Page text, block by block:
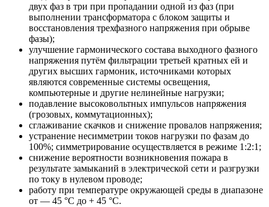
двух фаз в три при пропадании одной из фаз (при
выполнении трансформатора с блоком защиты и
восстановления трехфазного напряжения при обрыве
фазы);
улучшение гармонического состава выходного фазного
напряжения путём фильтрации третьей кратных ей и
других высших гармоник, источниками которых
являются современные системы освещения,
компьютерные и другие нелинейные нагрузки;
подавление высоковольтных импульсов напряжения
(грозовых, коммутационных);
сглаживание скачков и снижение провалов напряжения;
устранение несимметрии токов нагрузки по фазам до
100%; симметрирование осуществляется в режиме 1:2:1;
снижение вероятности возникновения пожара в
результате замыканий в электрической сети и разгрузки
по току в нулевом проводе;
работу при температуре окружающей среды в диапазоне
от — 45 °С до + 45 °C.